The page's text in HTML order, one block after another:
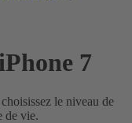
7
le niveau de
de vie.